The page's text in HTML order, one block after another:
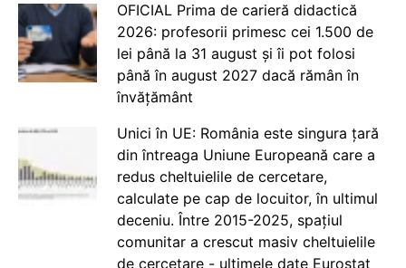
OFICIAL Prima de carieră didactică
2026: profesorii primesc cei 1.500 de
lei până la 31 august și îi pot folosi
până în august 2027 dacă rămân în
învățământ
Unici în UE: România este singura țară
din întreaga Uniune Europeană care a
redus cheltuielile de cercetare,
calculate pe cap de locuitor, în ultimul
deceniu. Între 2015-2025, spațiul
comunitar a crescut masiv cheltuielile
de cercetare - ultimele date Eurostat